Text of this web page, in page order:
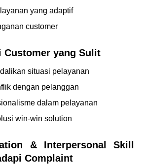
yang adaptif
customer
Customer yang Sulit
situasi pelayanan
dengan pelanggan
dalam pelayanan
win-win solution
& Interpersonal Skill
Complaint